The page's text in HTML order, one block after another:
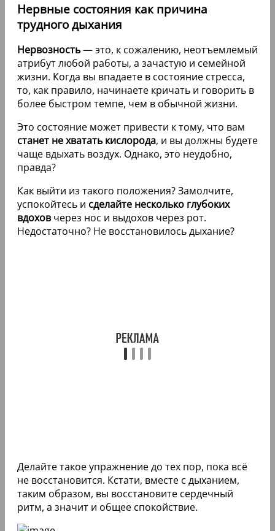
Нервные состояния как причина
трудного дыхания
Нервозность— это, к сожалению, неотъемлемый
атрибут любой работы, а зачастую и семейной
жизни. Когда вы впадаете в состояние стресса,
то, как правило, начинаете кричать и говорить в
более быстром темпе, чем в обычной жизни.
Это состояние может привести к тому, что вам
станет не хватать кислорода, и вы должны будете
чаще вдыхать воздух. Однако, это неудобно,
правда?
Как выйти из такого положения? Замолчите,
успокойтесь и сделайте несколько глубоких
вдохов через нос и выдохов через рот.
Недостаточно? Не восстановилось дыхание?
Делайте такое упражнение до тех пор, пока всё
не восстановится. Кстати, вместе с дыханием,
таким образом, вы восстановите сердечный
ритм, а значит и общее спокойствие.